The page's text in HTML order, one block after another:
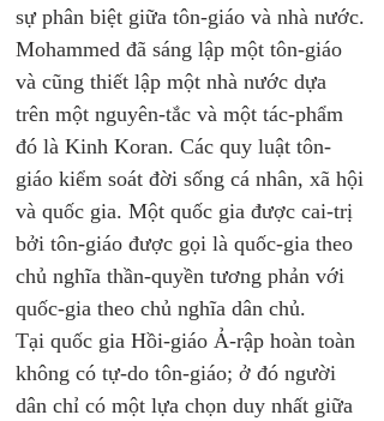
sự phân biệt giữa tôn-giáo và nhà nước.
Mohammed đã sáng lập một tôn-giáo
và cũng thiết lập một nhà nước dựa
trên một nguyên-tắc và một tác-phẩm
đó là Kinh Koran. Các quy luật tôn-
giáo kiểm soát đời sống cá nhân, xã hội
và quốc gia. Một quốc gia được cai-trị
bởi tôn-giáo được gọi là quốc-gia theo
chủ nghĩa thần-quyền tương phản với
quốc-gia theo chủ nghĩa dân chủ.
Tại quốc gia Hồi-giáo Ả-rập hoàn toàn
không có tự-do tôn-giáo; ở đó người
dân chỉ có một lựa chọn duy nhất giữa